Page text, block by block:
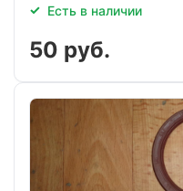
Есть в наличии
50 руб.